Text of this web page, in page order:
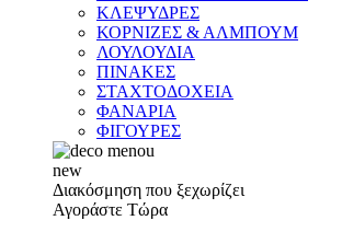
ΚΛΕΨΥΔΡΕΣ
ΚΟΡΝΙΖΕΣ & ΑΛΜΠΟΥΜ
ΛΟΥΛΟΥΔΙΑ
ΠΙΝΑΚΕΣ
ΣΤΑΧΤΟΔΟΧΕΙΑ
ΦΑΝΑΡΙΑ
ΦΙΓΟΥΡΕΣ
new
Διακόσμηση που ξεχωρίζει
Αγοράστε Τώρα